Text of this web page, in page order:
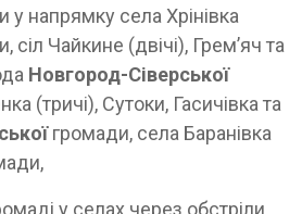
у напрямку села Хрінівка
сіл Чайкине (двічі), Гремʼяч та
Новгород-Сіверської
(тричі), Сутоки, Гасичівка та
громади, села Баранівка
у селах через обстріли